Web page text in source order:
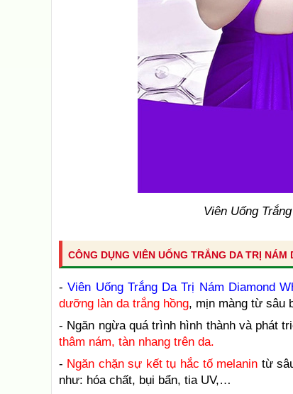
Viên Uống
CÔNG DỤNG VIÊN UỐNG TRẮNG DA TRỊ
-Viên Uống Trắng Da Trị Nám Diamond
dưỡng làn da trắng hồng, mịn màng từ sâu
- Ngăn ngừa quá trình hình thành và phát
thâm nám, tàn nhang trên da.
- Ngăn chặn sự kết tụ hắc tố melanin từ
như: hóa chất, bụi bẩn, tia UV,…